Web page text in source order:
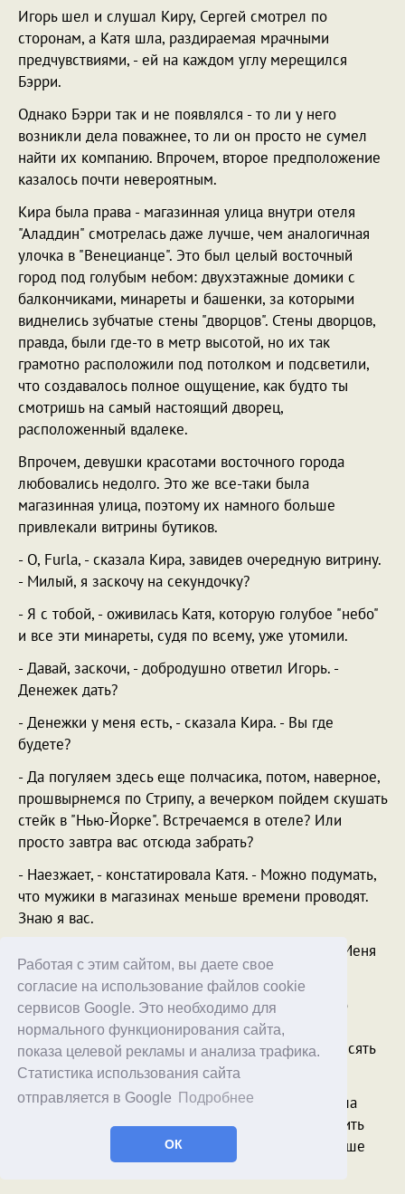
Работая с этим сайтом, вы даете свое
согласие на использование файлов cookie
сервисов Google. Это необходимо для
нормального функционирования сайта,
показа целевой рекламы и анализа трафика.
Статистика использования сайта
отправляется в Google
Подробнее
ОК
Игорь шел и слушал Киру, Сергей смотрел по
сторонам, а Катя шла, раздираемая мрачными
предчувствиями, - ей на каждом углу мерещился
Бэрри.
Однако Бэрри так и не появлялся - то ли у него
возникли дела поважнее, то ли он просто не сумел
найти их компанию. Впрочем, второе предположение
казалось почти невероятным.
Кира была права - магазинная улица внутри отеля
"Аладдин" смотрелась даже лучше, чем аналогичная
улочка в "Венецианце". Это был целый восточный
город под голубым небом: двухэтажные домики с
балкончиками, минареты и башенки, за которыми
виднелись зубчатые стены "дворцов". Стены дворцов,
правда, были где-то в метр высотой, но их так
грамотно расположили под потолком и подсветили,
что создавалось полное ощущение, как будто ты
смотришь на самый настоящий дворец,
расположенный вдалеке.
Впрочем, девушки красотами восточного города
любовались недолго. Это же все-таки была
магазинная улица, поэтому их намного больше
привлекали витрины бутиков.
- О, Furla, - сказала Кира, завидев очередную витрину.
- Милый, я заскочу на секундочку?
- Я с тобой, - оживилась Катя, которую голубое "небо"
и все эти минареты, судя по всему, уже утомили.
- Давай, заскочи, - добродушно ответил Игорь. -
Денежек дать?
- Денежки у меня есть, - сказала Кира. - Вы где
будете?
- Да погуляем здесь еще полчасика, потом, наверное,
прошвырнемся по Стрипу, а вечерком пойдем скушать
стейк в "Нью-Йорке". Встречаемся в отеле? Или
просто завтра вас отсюда забрать?
- Наезжает, - констатировала Катя. - Можно подумать,
что мужики в магазинах меньше времени проводят.
Знаю я вас.
- Действительно, - поддержал подругу Сергей. - Меня
только запусти в магазин электроники...
- Ну да, - саркастично сказал Игорь. - Тебя только
запусти. Ты тут же на все деньги накупишь
электронного барахла и уйдешь оттуда через десять
минут. А то я не видел этой картины никогда...
- Я же сказала - на секундочку, - кротко повторила
Кира. - Так что через час вполне можете подходить
сюда. А, нет, тут же рядом еще Manolo. Тогда лучше